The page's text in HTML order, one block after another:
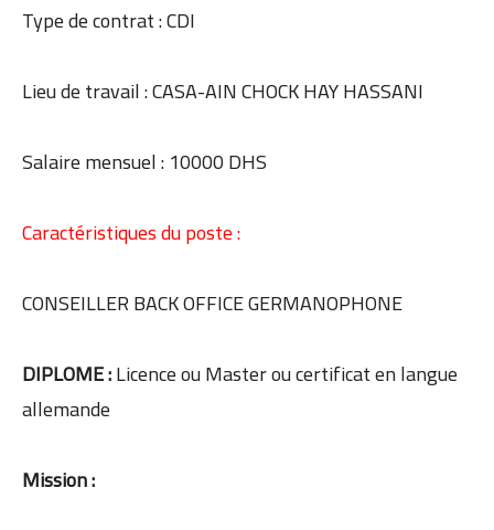
Type de contrat : CDI
Lieu de travail : CASA-AIN CHOCK HAY HASSANI
Salaire mensuel : 10000 DHS
Caractéristiques du poste :
CONSEILLER BACK OFFICE GERMANOPHONE
DIPLOME :Licence ou Master ou certificat en langue
allemande
Mission :